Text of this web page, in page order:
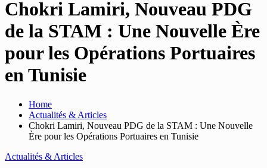
Chokri Lamiri, Nouveau PDG
de la STAM : Une Nouvelle Ère
pour les Opérations Portuaires
en Tunisie
Home
Actualités & Articles
Chokri Lamiri, Nouveau PDG de la STAM : Une Nouvelle
Ère pour les Opérations Portuaires en Tunisie
Actualités & Articles